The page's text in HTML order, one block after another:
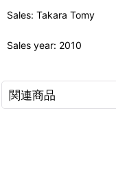
Sales: Takara Tomy
Sales year: 2010
関連商品